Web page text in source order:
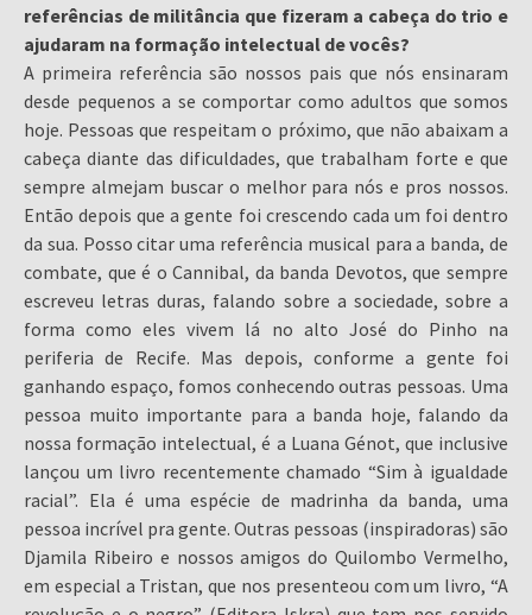
referências de militância que fizeram a cabeça do trio e
ajudaram na formação intelectual de vocês?
A primeira referência são nossos pais que nós ensinaram
desde pequenos a se comportar como adultos que somos
hoje. Pessoas que respeitam o próximo, que não abaixam a
cabeça diante das dificuldades, que trabalham forte e que
sempre almejam buscar o melhor para nós e pros nossos.
Então depois que a gente foi crescendo cada um foi dentro
da sua. Posso citar uma referência musical para a banda, de
combate, que é o Cannibal, da banda Devotos, que sempre
escreveu letras duras, falando sobre a sociedade, sobre a
forma como eles vivem lá no alto José do Pinho na
periferia de Recife. Mas depois, conforme a gente foi
ganhando espaço, fomos conhecendo outras pessoas. Uma
pessoa muito importante para a banda hoje, falando da
nossa formação intelectual, é a Luana Génot, que inclusive
lançou um livro recentemente chamado “Sim à igualdade
racial”. Ela é uma espécie de madrinha da banda, uma
pessoa incrível pra gente. Outras pessoas (inspiradoras) são
Djamila Ribeiro e nossos amigos do Quilombo Vermelho,
em especial a Tristan, que nos presenteou com um livro, “A